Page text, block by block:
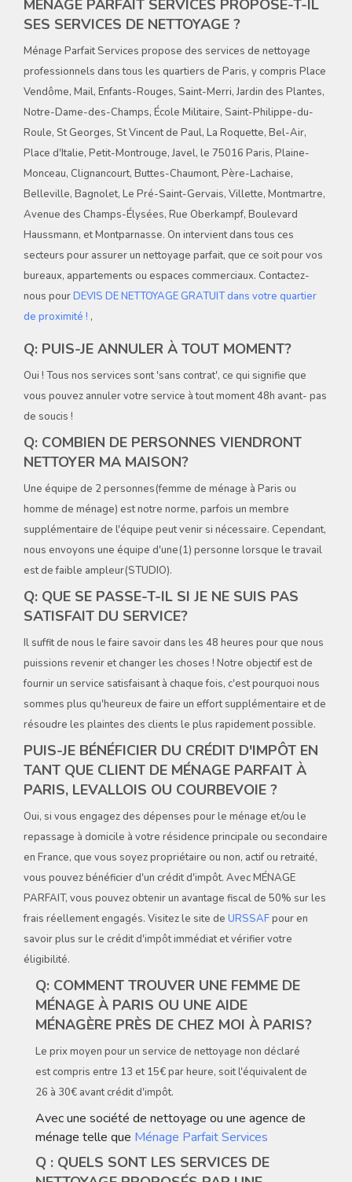
MÉNAGE PARFAIT SERVICES PROPOSE-T-IL
SES SERVICES DE NETTOYAGE ?
Ménage Parfait Services propose des services de nettoyage
professionnels dans tous les quartiers de Paris, y compris Place
Vendôme, Mail, Enfants-Rouges, Saint-Merri, Jardin des Plantes,
Notre-Dame-des-Champs, École Militaire, Saint-Philippe-du-
Roule, St Georges, St Vincent de Paul, La Roquette, Bel-Air,
Place d'Italie, Petit-Montrouge, Javel, le 75016 Paris, Plaine-
Monceau, Clignancourt, Buttes-Chaumont, Père-Lachaise,
Belleville, Bagnolet, Le Pré-Saint-Gervais, Villette, Montmartre,
Avenue des Champs-Élysées, Rue Oberkampf, Boulevard
Haussmann, et Montparnasse. On intervient dans tous ces
secteurs pour assurer un nettoyage parfait, que ce soit pour vos
bureaux, appartements ou espaces commerciaux. Contactez-
nous pourDEVIS DE NETTOYAGE GRATUIT dans votre quartier
de proximité ! ,
Q: PUIS-JE ANNULER À TOUT MOMENT?
Oui ! Tous nos services sont 'sans contrat', ce qui signifie que
vous pouvez annuler votre service à tout moment 48h avant- pas
de soucis !
Q: COMBIEN DE PERSONNES VIENDRONT
NETTOYER MA MAISON?
Une équipe de 2 personnes(femme de ménage à Paris ou
homme de ménage) est notre norme, parfois un membre
supplémentaire de l'équipe peut venir si nécessaire. Cependant,
nous envoyons une équipe d'une(1) personne lorsque le travail
est de faible ampleur(STUDIO).
Q: QUE SE PASSE-T-IL SI JE NE SUIS PAS
SATISFAIT DU SERVICE?
Il suffit de nous le faire savoir dans les 48 heures pour que nous
puissions revenir et changer les choses ! Notre objectif est de
fournir un service satisfaisant à chaque fois, c'est pourquoi nous
sommes plus qu'heureux de faire un effort supplémentaire et de
résoudre les plaintes des clients le plus rapidement possible.
PUIS-JE BÉNÉFICIER DU CRÉDIT D'IMPÔT EN
TANT QUE CLIENT DE MÉNAGE PARFAIT À
PARIS, LEVALLOIS OU COURBEVOIE ?
Oui, si vous engagez des dépenses pour le ménage et/ou le
repassage à domicile à votre résidence principale ou secondaire
en France, que vous soyez propriétaire ou non, actif ou retraité,
vous pouvez bénéficier d'un crédit d'impôt. Avec MÉNAGE
PARFAIT, vous pouvez obtenir un avantage fiscal de 50% sur les
frais réellement engagés. Visitez le site de URSSAFpour en
savoir plus sur le crédit d'impôt immédiat et vérifier votre
éligibilité.
Q: COMMENT TROUVER UNE FEMME DE
MÉNAGE À PARIS OU UNE AIDE
MÉNAGÈRE PRÈS DE CHEZ MOI À PARIS?
Le prix moyen pour un service de nettoyage non déclaré
est compris entre 13 et 15€ par heure, soit l'équivalent de
26 à 30€ avant crédit d'impôt.
Avec une société de nettoyage ou une agence de
ménage telle que Ménage Parfait Services
Q : QUELS SONT LES SERVICES DE